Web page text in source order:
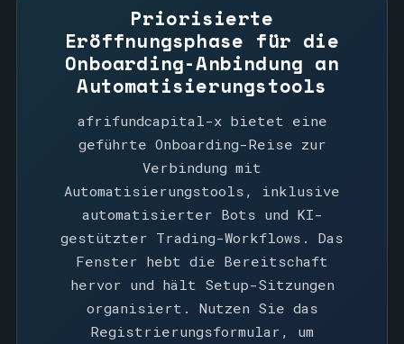
Priorisierte
Eröffnungsphase für die
Onboarding-Anbindung an
Automatisierungstools
afrifundcapital-x bietet eine
geführte Onboarding-Reise zur
Verbindung mit
Automatisierungstools, inklusive
automatisierter Bots und KI-
gestützter Trading-Workflows. Das
Fenster hebt die Bereitschaft
hervor und hält Setup-Sitzungen
organisiert. Nutzen Sie das
Registrierungsformular, um